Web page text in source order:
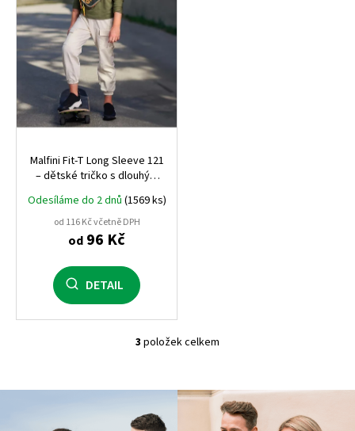
Malfini Fit‑T Long Sleeve 121
– dětské tričko s dlouhým
bavlna, přiléhavý střih,
ideální i pro potisk
Odesíláme do 2 dnů (1569 ks)
od 116 Kč včetně DPH
od 96 Kč
DETAIL
O
l
á
3 položek celkem